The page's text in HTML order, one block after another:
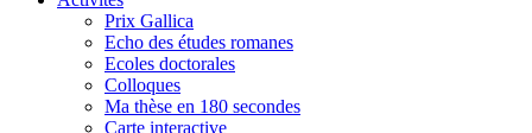
Prix Gallica
Echo des études romanes
Ecoles doctorales
Colloques
Ma thèse en 180 secondes
Carte interactive